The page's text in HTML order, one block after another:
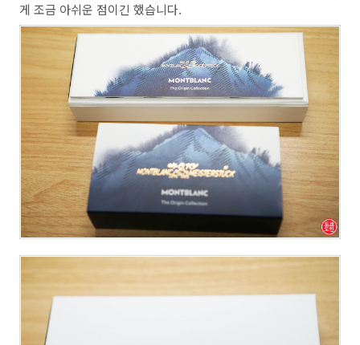
게 조금 아쉬운 점이긴 했습니다.